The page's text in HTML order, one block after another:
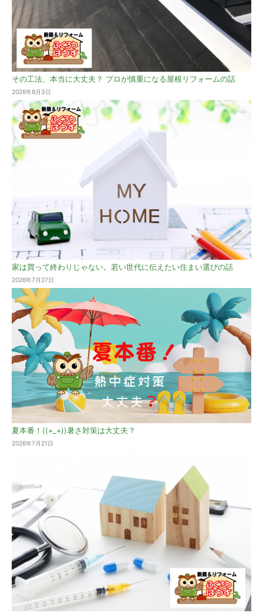
その工法、本当に大丈夫？ プロが慎重になる屋根リフォームの話
2026年8月3日
家は買って終わりじゃない。若い世代に伝えたい住まい選びの話
2026年7月27日
夏本番！((+_+))暑さ対策は大丈夫？
2026年7月21日